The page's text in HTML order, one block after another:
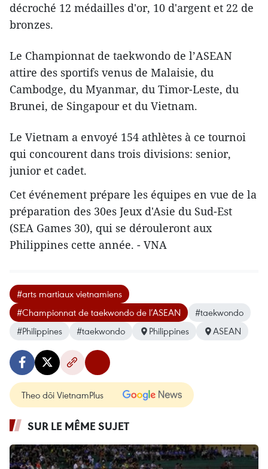
décroché 12 médailles d'or, 10 d'argent et 22 de
bronzes.
Le Championnat de taekwondo de l’ASEAN
attire des sportifs venus de Malaisie, du
Cambodge, du Myanmar, du Timor-Leste, du
Brunei, de Singapour et du Vietnam.
Le Vietnam a envoyé 154 athlètes à ce tournoi
qui concourent dans trois divisions: senior,
junior et cadet.
Cet événement prépare les équipes en vue de la
préparation des 30es Jeux d'Asie du Sud-Est
(SEA Games 30), qui se dérouleront aux
Philippines cette année. - VNA
#arts martiaux vietnamiens
#Championnat de taekwondo de l’ASEAN
#taekwondo
#Philippines
#taekwondo Philippines ASEAN
Theo dõi VietnamPlus
SUR LE MÊME SUJET